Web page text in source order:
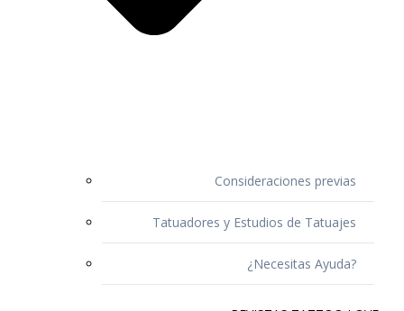
Consideraciones previas
Tatuadores y Estudios de Tatuajes
¿Necesitas Ayuda?